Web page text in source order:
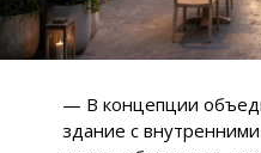
— В концепции
здание с